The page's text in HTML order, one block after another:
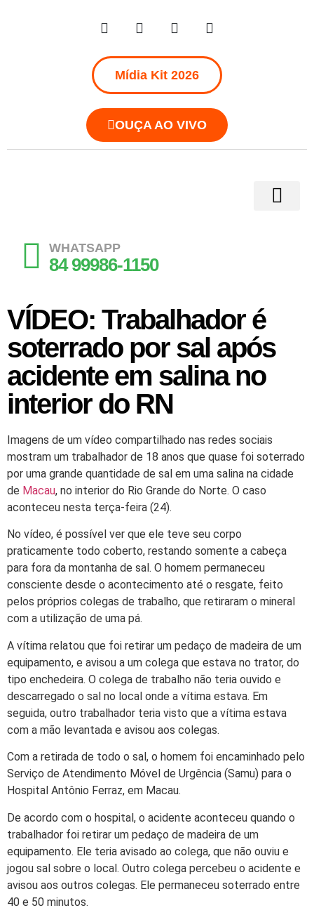
Mídia Kit 2026
OUÇA AO VIVO
WHATSAPP
84 99986-1150
VÍDEO: Trabalhador é
soterrado por sal após
acidente em salina no
interior do RN
Imagens de um vídeo compartilhado nas redes sociais
mostram um trabalhador de 18 anos que quase foi soterrado
por uma grande quantidade de sal em uma salina na cidade
de Macau, no interior do Rio Grande do Norte. O caso
aconteceu nesta terça-feira (24).
No vídeo, é possível ver que ele teve seu corpo
praticamente todo coberto, restando somente a cabeça
para fora da montanha de sal . O homem permaneceu
consciente desde o acontecimento até o resgate, feito
pelos próprios colegas de trabalho, que retiraram o mineral
com a utilização de uma pá.
A vítima relatou que foi retirar um pedaço de madeira de um
equipamento, e avisou a um colega que estava no trator, do
tipo enchedeira. O colega de trabalho não teria ouvido e
descarregado o sal no local onde a vítima estava. Em
seguida, outro trabalhador teria visto que a vítima estava
com a mão levantada e avisou aos colegas.
Com a retirada de todo o sal, o homem foi encaminhado pelo
Serviço de Atendimento Móvel de Urgência (Samu) para o
Hospital Antônio Ferraz, em Macau.
De acordo com o hospital, o acidente aconteceu quando o
trabalhador foi retirar um pedaço de madeira de um
equipamento. Ele teria avisado ao colega, que não ouviu e
jogou sal sobre o local. Outro colega percebeu o acidente e
avisou aos outros colegas. Ele permaneceu soterrado entre
40 e 50 minutos.